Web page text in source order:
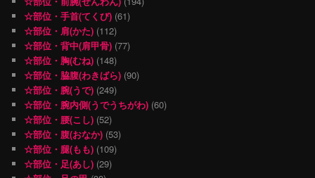
☆部位・手首(てくび) (61)
☆部位・肩(かた) (112)
☆部位・背中(肩甲骨) (77)
☆部位・胸(むね) (148)
☆部位・脇腹(わきばら) (90)
☆部位・腕(うで) (249)
☆部位・腕内側(うでうちがわ) (60)
☆部位・腰(こし) (52)
☆部位・腹(おなか) (53)
☆部位・腿(もも) (109)
☆部位・足(あし) (29)